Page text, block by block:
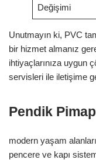
Değişimi
Unutmayın ki, PVC
bir hizmet almanız
ihtiyaçlarınıza uygun
servisleri ile iletişime
Pendik
modern yaşam
pencere ve kapı